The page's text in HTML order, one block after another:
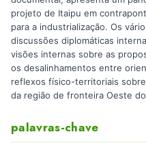
projeto de Itaipu em
para a industrialização. Os
discussões diplomáticas
visões internas sobre as
os desalinhamentos entre
reflexos físico-territoriais
da região de fronteira Oeste do
palavras-chave